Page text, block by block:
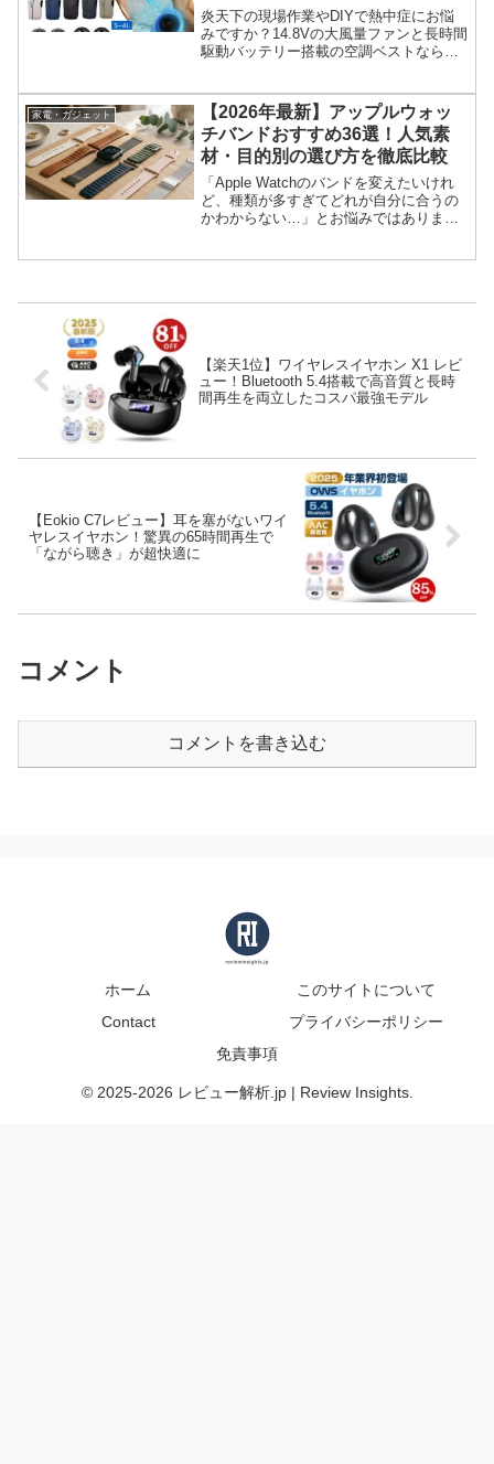
万全
炎天下の現場作業やDIYで熱中症にお悩
みですか？14.8Vの大風量ファンと長時間
駆動バッテリー搭載の空調ベストなら、
の実力と失敗しないサイズ選びを徹底解
説します。
家電・ガジェット
【2026年最新】アップルウォッ
チバンドおすすめ36選！人気素
材・目的別の選び方を徹底比較
「Apple Watchのバンドを変えたいけれ
ど、種類が多すぎてどれが自分に合うの
かわからない…」とお悩みではありませ
【楽天1位】ワイヤレスイヤホン X1 レビ
ュー！Bluetooth 5.4搭載で高音質と長時
間再生を両立したコスパ最強モデル
【Eokio C7レビュー】耳を塞がないワイ
ヤレスイヤホン！驚異の65時間再生で
「ながら聴き」が超快適に
コメント
コメントを書き込む
ホーム
このサイトについて
Contact
プライバシーポリシー
免責事項
© 2025-2026 レビュー解析.jp | Review Insights.